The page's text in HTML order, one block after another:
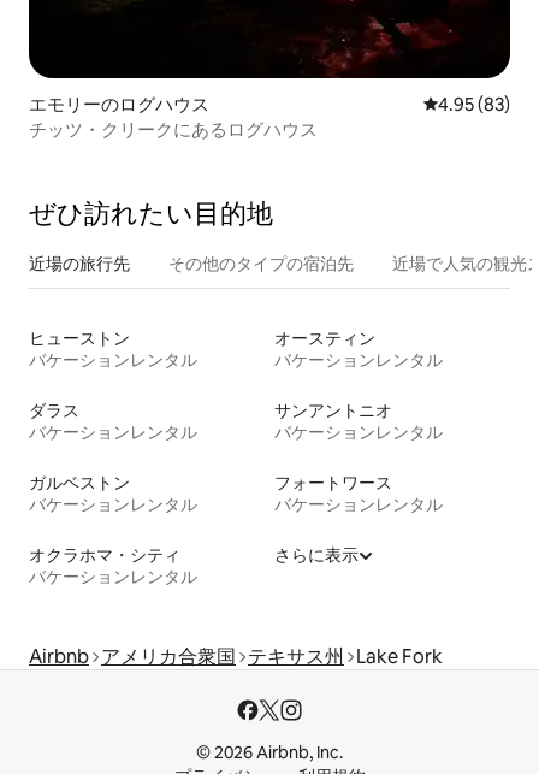
エモリーのログハウス レビュー83
4.95 (83)
チッツ・クリークにあるログハウス
ぜひ訪⁠れ⁠た⁠い目⁠的⁠地
近場の旅行先 その他のタ⁠イ⁠プ⁠の宿⁠泊⁠先 近場で人気の観光
ヒューストン
バケーションレンタル
オースティン
バケーションレンタル
ダラス
バケーションレンタル
サンアントニオ
バケーションレンタル
ガルベストン
バケーションレンタル
フォートワース
バケーションレンタル
オクラホマ・シティ
バケーションレンタル
さらに表示
Airbnb アメリカ合衆国 テキサス州 Lake Fork
© 2026 Airbnb, Inc.